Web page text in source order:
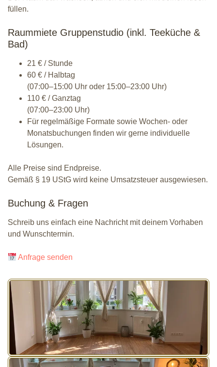
füllen.
Raummiete Gruppenstudio (inkl. Teeküche &
Bad)
21 € / Stunde
60 € / Halbtag
(07:00–15:00 Uhr oder 15:00–23:00 Uhr)
110 € / Ganztag
(07:00–23:00 Uhr)
Für regelmäßige Formate sowie Wochen- oder
Monatsbuchungen finden wir gerne individuelle
Lösungen.
Alle Preise sind Endpreise.
Gemäß § 19 UStG wird keine Umsatzsteuer ausgewiesen.
Buchung & Fragen
Schreib uns einfach eine Nachricht mit deinem Vorhaben
und Wunschtermin.
Anfrage senden